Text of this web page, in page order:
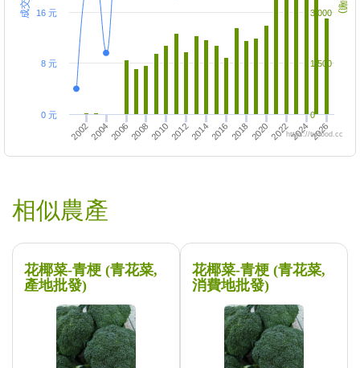
20022004200620082010201220142016 2018 2020202220242026
0 元
8 元
16 元
0
1,500
3,000
https://twfood.cc
相似農產
花椰菜-青梗 (青花菜,
產地批發)
花椰菜-青梗 (青花菜,
消費地批發)